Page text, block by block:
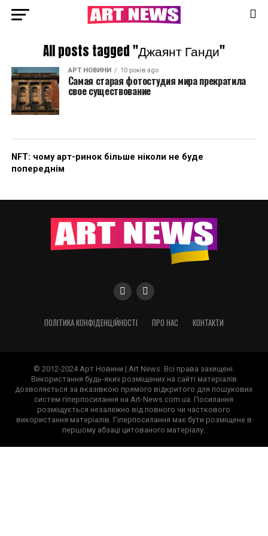
All posts tagged "Джаянт Ганди"
АРТ НОВИНИ 10 років ago
Самая старая фотостудия мира прекратила
свое существование
NFT: чому арт-ринок більше ніколи не буде
попереднім
ПОЛІТИКА КОНФІДЕНЦІЙНОСТІ ПРО НАС КОНТАКТИ
© 2012-2024 Арт Новини | Art News. Всі права захищені.
Використання будь-яких розміщених на сайті матеріалів
дозволяється за вказівкою прямого відкритого для пошукових
систем гіперпосилання на Art-News.com.ua. Посилання
розміщується незалежно від повного чи часткового
використання матеріалів. Гіперпосилання має бути розміщене в
першому абзаці цитованого матеріалу.